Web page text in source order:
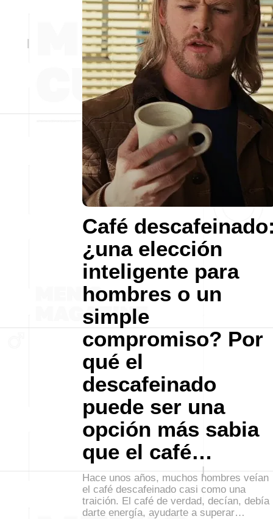
Café
¿una elección
inteligente para
hombres o un
simple
compromiso? Por
qué el
descafeinado
puede ser una
opción más sabia
que el café…
Hace unos años, muchos hombres veían
el café descafeinado casi como una
traición. El café de verdad, decían, debía
darte energía, ayudarte a superar…